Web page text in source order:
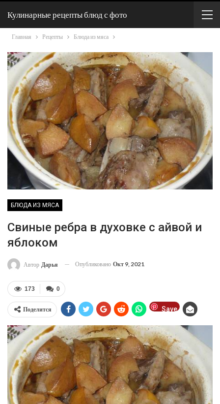
Кулинарные рецепты блюд с фото
Главная Рецепты Блюда из мяса
БЛЮДА ИЗ МЯСА
Свиные ребра в духовке с айвой и
яблоком
Автор Дарья Опубликовано Окт 9, 2021
0
173
Поделится Save